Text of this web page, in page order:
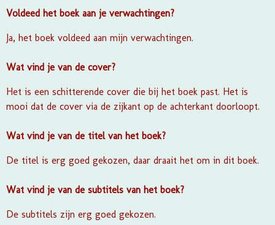
Voldeed het boek aan je verwachtingen?
Ja, het boek voldeed aan mijn verwachtingen.
Wat vind je van de cover?
Het is een schitterende cover die bij het boek past. Het is
mooi dat de cover via de zijkant op de achterkant doorloopt.
Wat vind je van de titel van het boek?
De titel is erg goed gekozen, daar draait het om in dit boek.
Wat vind je van de subtitels van het boek?
De subtitels zijn erg goed gekozen.